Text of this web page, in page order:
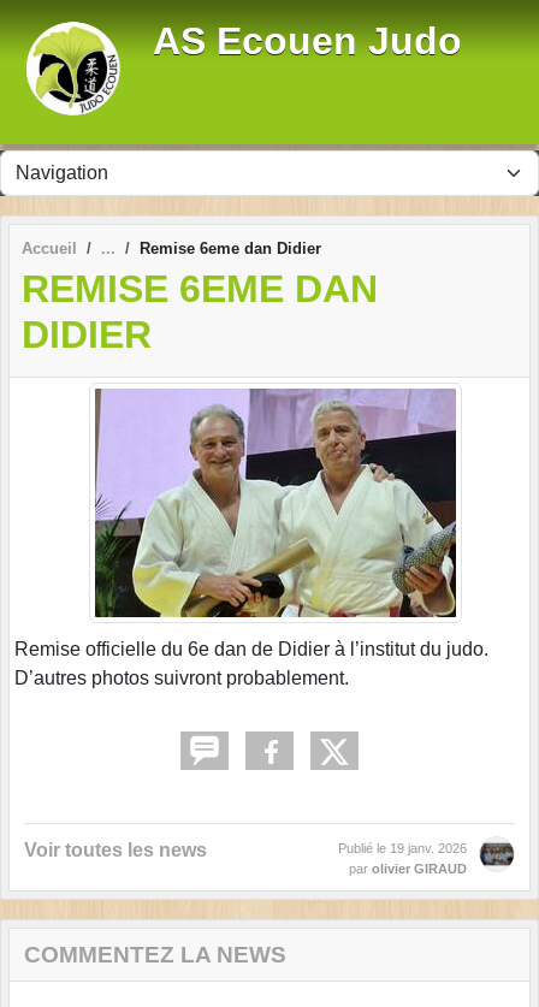
AS Ecouen Judo
Accueil Remise 6eme dan Didier
REMISE 6EME DAN
DIDIER
Remise officielle du 6e dan de Didier à l’institut du judo.
D’autres photos suivront probablement.
Voir toutes les news Publié le 19 janv. 2026
par olivier GIRAUD
COMMENTEZ LA NEWS